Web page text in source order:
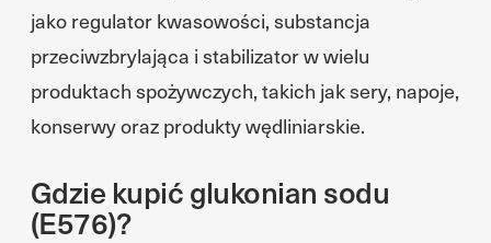
jako regulator kwasowości, substancja
przeciwzbrylająca i stabilizator w wielu
produktach spożywczych, takich jak sery, napoje,
konserwy oraz produkty wędliniarskie.
Gdzie kupić glukonian sodu
(E576)?